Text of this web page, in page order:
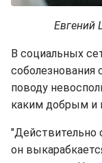
Евгений
В социальных
поводу
каким добрым и
"Действительно
он